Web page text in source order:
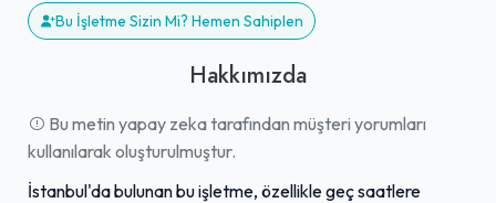
Bu İşletme Sizin Mi? Hemen Sahiplen
Hakkımızda
Bu metin yapay zeka tarafından müşteri yorumları
kullanılarak oluşturulmuştur.
İstanbul'da bulunan bu işletme, özellikle geç saatlere